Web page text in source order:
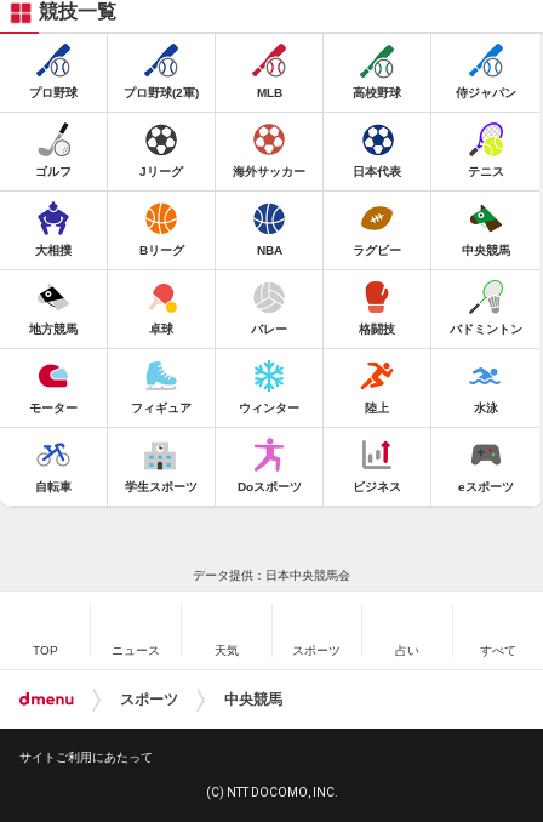
競技一覧
プロ野球 プロ野球(2軍) MLB 高校野球 侍ジャパン
ゴルフ Jリーグ 海外サッカー 日本代表 テニス
大相撲 Bリーグ NBA ラグビー 中央競馬
地方競馬 卓球 バレー 格闘技 バドミントン
モーター フィギュア ウィンター 陸上 水泳
自転車 学生スポーツ Doスポーツ ビジネス eスポーツ
データ提供：日本中央競馬会
TOP ニュース 天気 スポーツ 占い すべて
スポーツ 中央競馬
サイトご利用にあたって
(C) NTT DOCOMO, INC.